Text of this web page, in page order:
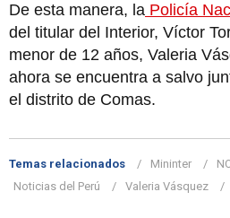
De esta manera, la Policía
del titular del Interior, Víctor
menor de 12 años, Valeria
ahora se encuentra a salvo
el distrito de Comas.
Temas relacionados Mininter
Noticias del Perú
Valeria Vásquez